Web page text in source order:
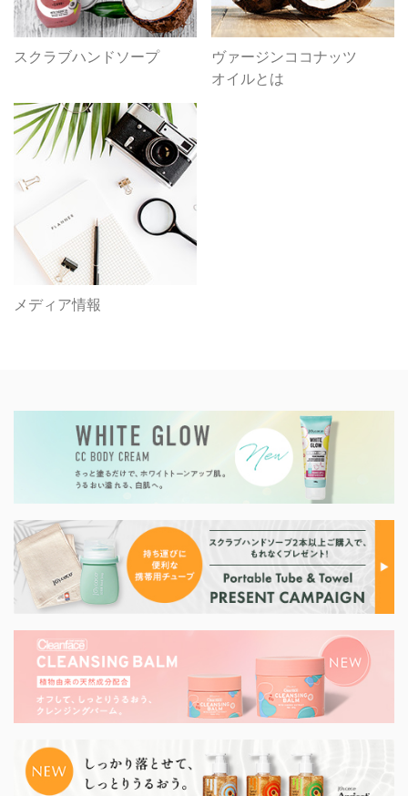
スクラブハンドソープ
ヴァージンココナッツ
オイルとは
メディア情報